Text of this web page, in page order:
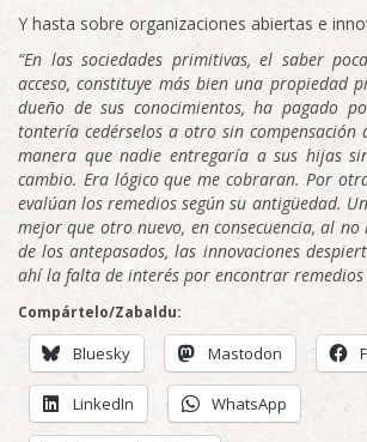
Y hasta sobre organizaciones abiertas e
“En las sociedades primitivas, el saber
acceso, constituye másbienuna propiedad
dueño de sus conocimientos, ha pagado
tontería cedérselos a otro sin compensación
manera que nadie entregaría asus hijas
cambio. Era lógico que me cobraran. Por
evalúan los remedios según su antigüedad. Un
mejor que otro nuevo, en consecuencia,al no
de los antepasados, las innovaciones
ahíla falta de interés por encontrar remedios
Compártelo/Zabaldu:
Bluesky Mastodon
LinkedIn WhatsApp